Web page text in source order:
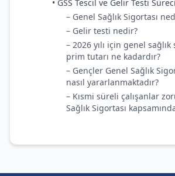
• GSS Tescil ve Gelir Testi Süreci
– Genel Sağlık Sigortası
– Gelir testi nedir?
– 2026 yılı için genel sağlık
prim tutarı ne kadardır?
– Gençler Genel Sağlık
nasıl yararlanmaktadır?
– Kısmi süreli çalışanlar
Sağlık Sigortası